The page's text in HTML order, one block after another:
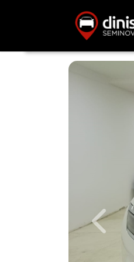
Previous